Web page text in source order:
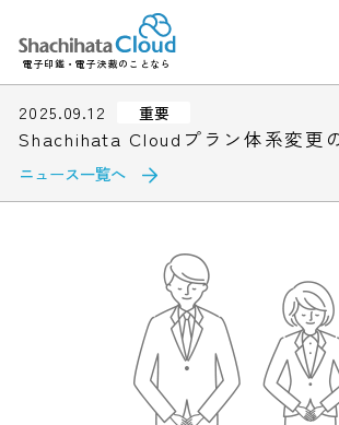
電子印鑑・電子決裁のことなら
2025.09.12 重要
Shachihata Cloudプラン体系変更
ニュース一覧へ